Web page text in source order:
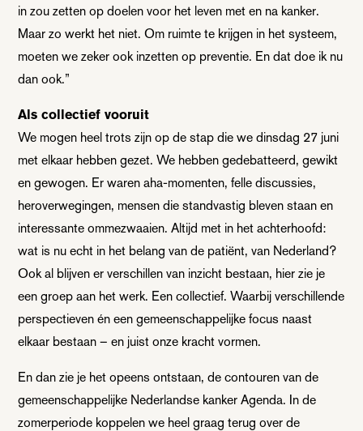
in zou zetten op doelen voor het leven met en na kanker.
Maar zo werkt het niet. Om ruimte te krijgen in het systeem,
moeten we zeker ook inzetten op preventie. En dat doe ik nu
dan ook.”
Als collectief vooruit
We mogen heel trots zijn op de stap die we dinsdag 27 juni
met elkaar hebben gezet. We hebben gedebatteerd, gewikt
en gewogen. Er waren aha-momenten, felle discussies,
heroverwegingen, mensen die standvastig bleven staan en
interessante ommezwaaien. Altijd met in het achterhoofd:
wat is nu echt in het belang van de patiënt, van Nederland?
Ook al blijven er verschillen van inzicht bestaan, hier zie je
een groep aan het werk. Een collectief. Waarbij verschillende
perspectieven én een gemeenschappelijke focus naast
elkaar bestaan – en juist onze kracht vormen.
En dan zie je het opeens ontstaan, de contouren van de
gemeenschappelijke Nederlandse kanker Agenda. In de
zomerperiode koppelen we heel graag terug over de